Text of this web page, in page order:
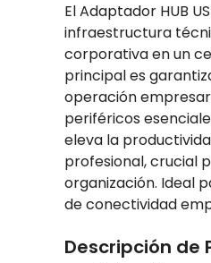
El Adaptador HUB
infraestructura
corporativa en un
principal es
operación
periféricos
eleva la
profesional, crucial
organización. Ideal
de conectividad
Descripción de